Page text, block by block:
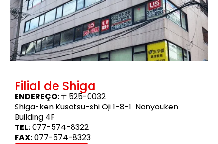
Filial de Shiga
ENDEREÇO:〒525-0032
Shiga-ken Kusatsu-shi Oji 1-8-1 Nanyouken
Building 4F
TEL:077-574-8322
FAX:077-574-8323